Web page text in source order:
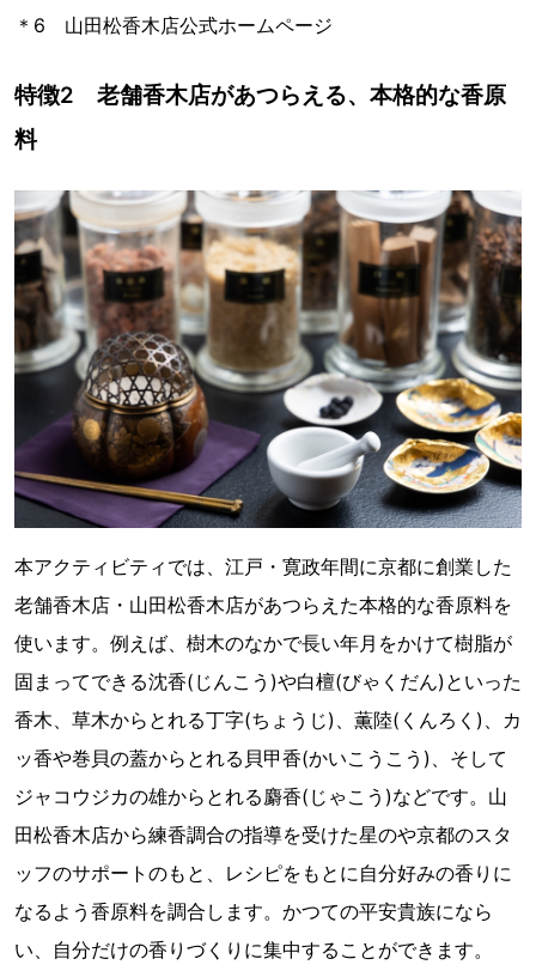
＊6 山田松香木店公式ホームページ
特徴2 老舗香木店があつらえる、本格的な香原
料
本アクティビティでは、江戸・寛政年間に京都に創業した
老舗香木店・山田松香木店があつらえた本格的な香原料を
使います。例えば、樹木のなかで長い年月をかけて樹脂が
固まってできる沈香(じんこう)や白檀(びゃくだん)といった
香木、草木からとれる丁字(ちょうじ)、薫陸(くんろく)、カ
ッ香や巻貝の蓋からとれる貝甲香(かいこうこう)、そして
ジャコウジカの雄からとれる麝香(じゃこう)などです。山
田松香木店から練香調合の指導を受けた星のや京都のスタ
ッフのサポートのもと、レシピをもとに自分好みの香りに
なるよう香原料を調合します。かつての平安貴族になら
い、自分だけの香りづくりに集中することができます。